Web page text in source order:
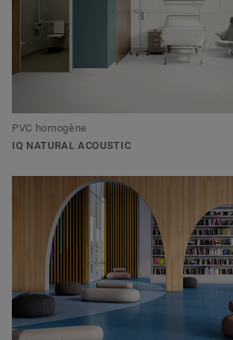
PVC homogène
IQ NATURAL ACOUSTIC